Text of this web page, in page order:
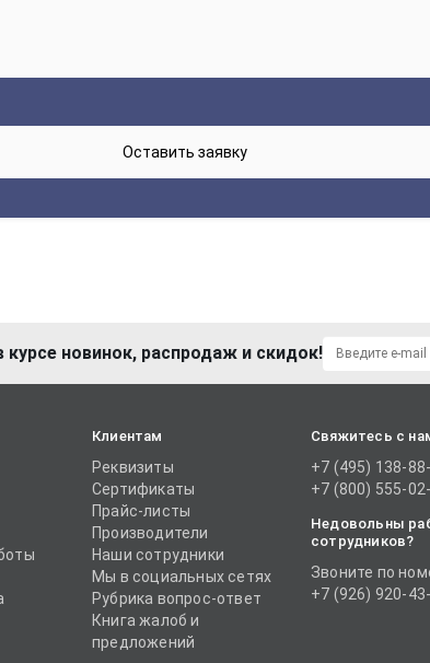
новинок, распродаж и скидок!
Клиентам
Реквизиты
Сертификаты
Прайс-листы
Производители
Наши сотрудники
Мы в социальных сетях
Рубрика вопрос-ответ
Книга жалоб и
предложений
Свяжитесь с
+7 (495) 138-
+7 (800) 555-
Недовольны
сотрудников?
Звоните по
+7 (926) 920-